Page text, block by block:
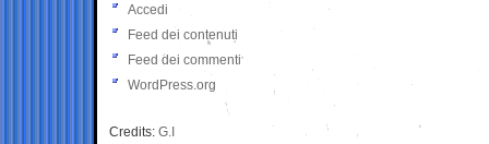
Accedi
Feed dei contenuti
Feed dei commenti
WordPress.org
Credits: G.I